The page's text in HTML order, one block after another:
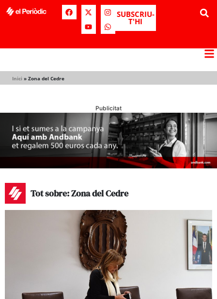
SUBSCRIU-
T'HI
Inici » Zona del Cedre
Publicitat
Tot sobre: Zona del Cedre